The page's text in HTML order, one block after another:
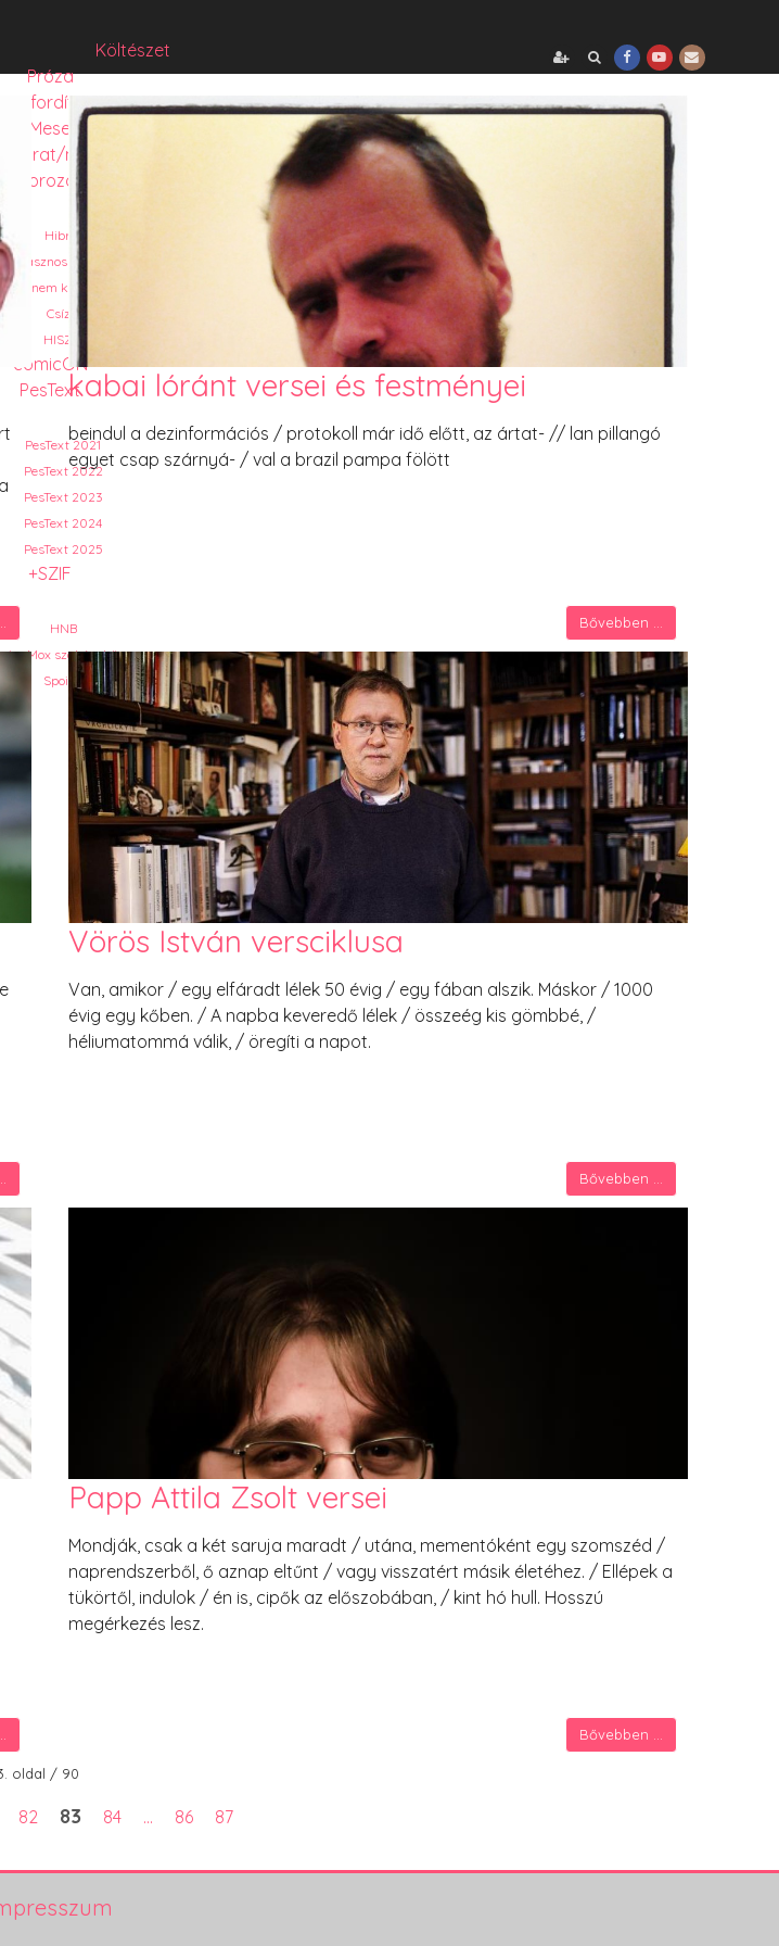
Költészet
Próza
Műfordítás
Mese
irat/mentés
Sorozat
Hibrid
Hasznos szöveg
nem kérdezte senki
Csízió
HISZTI
comicON
PesText
PesText 2021
PesText 2022
PesText 2023
PesText 2024
PesText 2025
+SZIF
HNB
Mox szakácskönyve
Spoiler
kabai lóránt versei és festményei
beindul a dezinformációs / protokoll már idő előtt, az ártat- // lan pillangó
egyet csap szárnyá- / val a brazil pampa fölött
Bővebben ...
Vörös István versciklusa
Van, amikor / egy elfáradt lélek 50 évig / egy fában alszik. Máskor / 1000
évig egy kőben. / A napba keveredő lélek / összeég kis gömbbé, /
héliumatommá válik, / öregíti a napot.
Bővebben ...
Papp Attila Zsolt versei
Mondják, csak a két saruja maradt / utána, mementóként egy szomszéd /
naprendszerből, ő aznap eltűnt / vagy visszatért másik életéhez. / Ellépek a
tükörtől, indulok / én is, cipők az előszobában, / kint hó hull. Hosszú
megérkezés lesz.
Bővebben ...
oldal / 90
82 83 84 ... 86 87